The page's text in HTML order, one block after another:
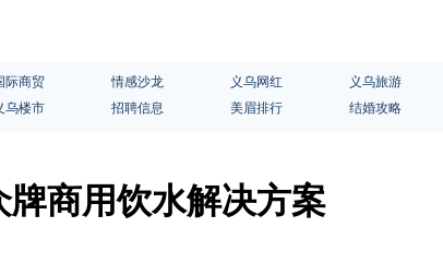
际商贸 情感沙龙 义乌网红 义乌旅游
乌楼市 招聘信息 美眉排行 结婚攻略
商用饮水解决方案